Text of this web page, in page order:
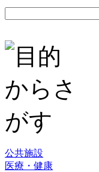
公共施設
医療・健康